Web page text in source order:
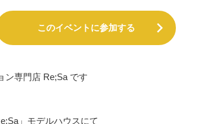
このイベントに参加する
ン専門店 Re;Sa です
」モデルハウスにて